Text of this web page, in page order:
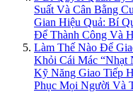
Suất Và Cân Bằng
Gian Hiệu Quả: Bí
Để Thành Công Và
Làm Thế Nào Để
Khỏi Cái Mác “Nhạt
Kỹ Năng Giao Tiếp
Phục Mọi Người Và